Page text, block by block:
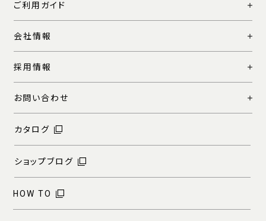
ご利用ガイド
会社情報
採用情報
お問い合わせ
カタログ
ショップブログ
HOW TO